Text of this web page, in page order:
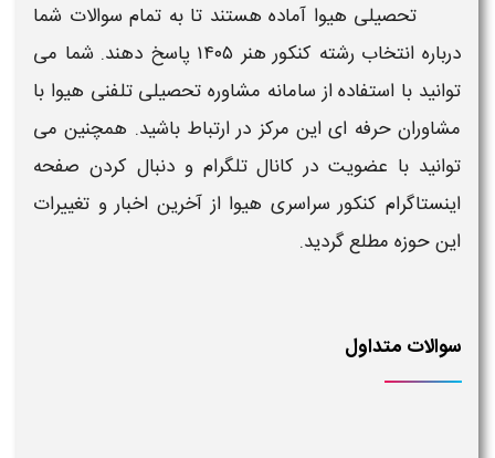
تحصیلی هیوا آماده هستند تا به تمام سوالات شما
درباره انتخاب رشته کنکور هنر ۱۴۰۵
پاسخ دهند. شما می
توانید با استفاده از سامانه مشاوره تحصیلی تلفنی هیوا با
مشاوران حرفه ای این مرکز در ارتباط باشید. همچنین می
توانید با عضویت در کانال تلگرام و دنبال کردن صفحه
اینستاگرام کنکور سراسری هیوا از آخرین اخبار و تغییرات
این حوزه مطلع گردید.
سوالات متداول